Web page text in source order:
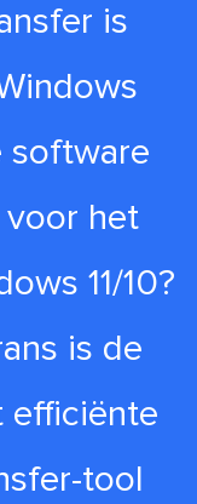
is
software
het
11/10?
is de
efficiënte
tool